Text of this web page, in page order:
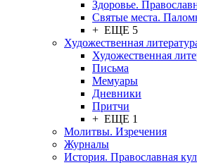
Здоровье.
Святые места.
+ ЕЩЕ 5
Художественная
Художественная
Письма
Мемуары
Дневники
Притчи
+ ЕЩЕ 1
Молитвы. Изречения
Журналы
История. Православная